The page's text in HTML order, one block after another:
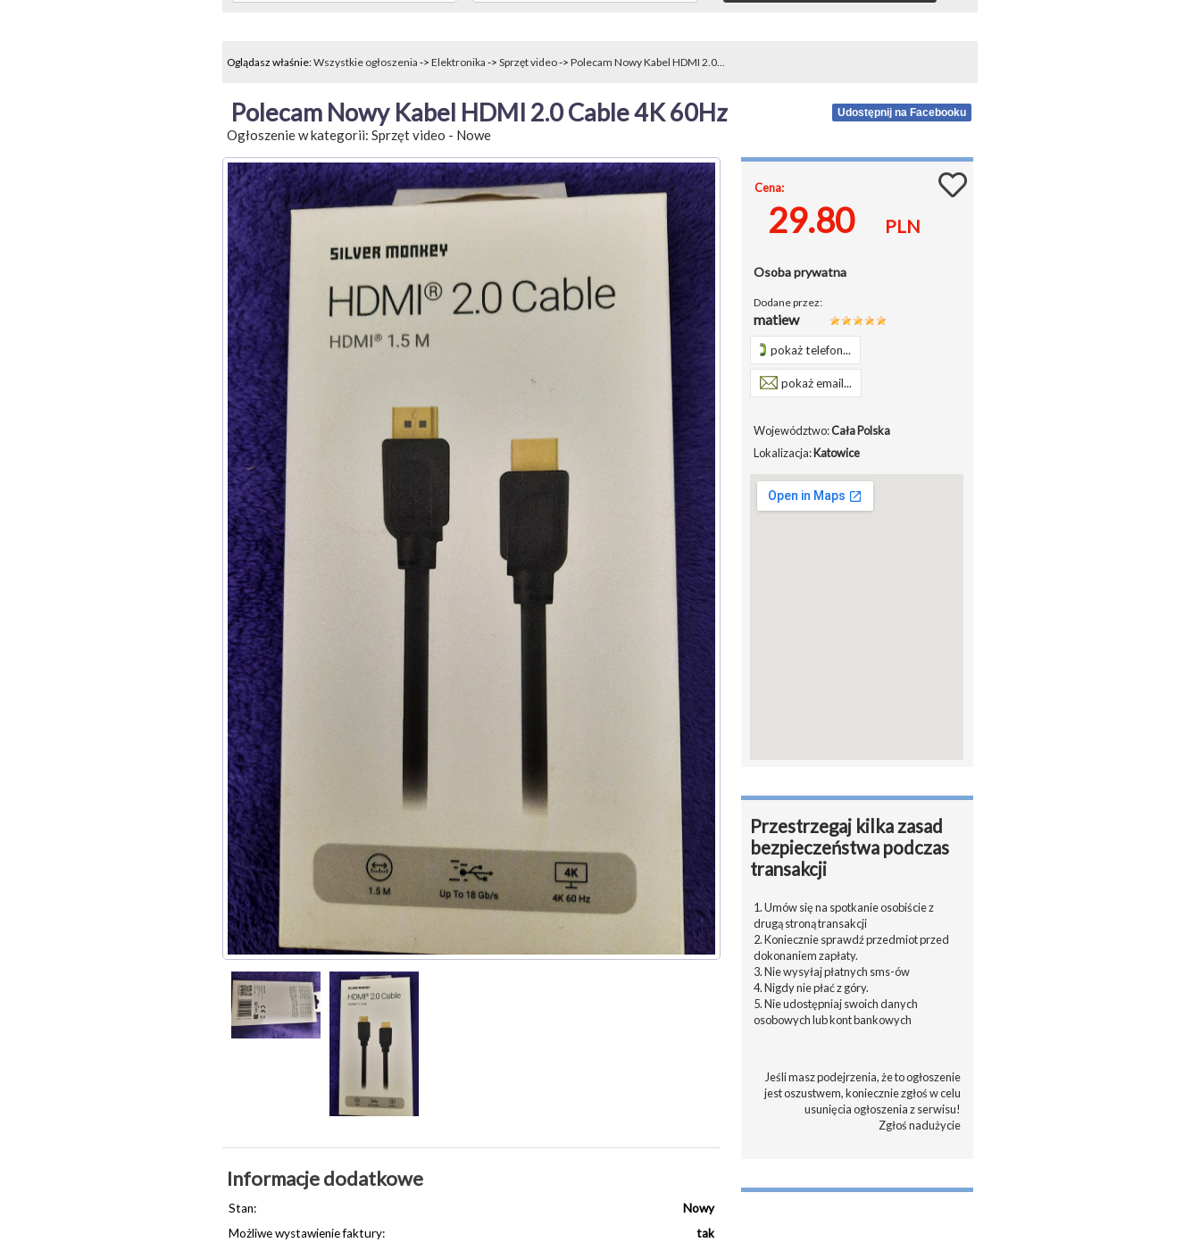
Oglądasz właśnie:Wszystkie ogłoszenia -> Elektronika -> Sprzęt video-> Polecam Nowy Kabel HDMI 2.0...
Polecam Nowy Kabel HDMI 2.0 Cable 4K 60Hz
Ogłoszenie w kategorii: Sprzęt video - Nowe
Udostępnij na Facebooku
Informacje dodatkowe
Stan:
Nowy
Możliwe wystawienie faktury:
tak
Cena:
29.80 PLN
Osoba prywatna
Dodane przez:
matiew
pokaż telefon...
pokaż email...
Województwo:Cała Polska
Lokalizacja:Katowice
Przestrzegaj kilka zasad
bezpieczeństwa podczas
transakcji
1. Umów się na spotkanie osobiście z
drugą stroną transakcji
2. Koniecznie sprawdź przedmiot przed
dokonaniem zapłaty.
3. Nie wysyłaj płatnych sms-ów
4. Nigdy nie płać z góry.
5. Nie udostępniaj swoich danych
osobowych lub kont bankowych
Jeśli masz podejrzenia, że to ogłoszenie
jest oszustwem, koniecznie zgłoś w celu
usunięcia ogłoszenia z serwisu!
Zgłoś nadużycie